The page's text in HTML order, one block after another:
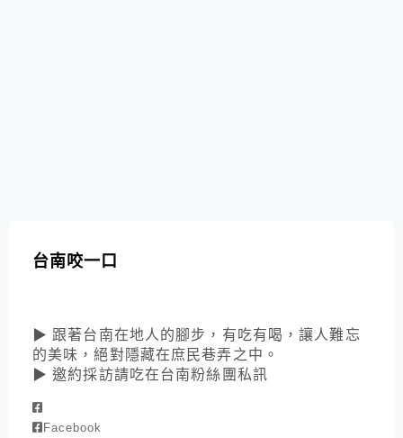
台南咬一口
▶ 跟著台南在地人的腳步，有吃有喝，讓人難忘
的美味，絕對隱藏在庶民巷弄之中。
▶ 邀約採訪請吃在台南粉絲團私訊
Facebook